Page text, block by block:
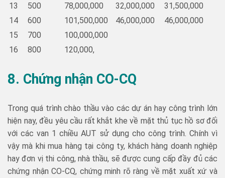
13
500 78,000,000 32,000,000
31,500,000
14
600 101,500,000 46,000,000
46,000,000
15
700
100,000,000
16
800 120,000,
8. Chứng nhận CO-CQ
Trong quá trình chào thầu vào các dự án hay công trình lớn
hiện nay, đều yêu cầu rất khắt khe về mặt thủ tục hồ sơ đối
với các van 1 chiều AUT sử dụng cho công trình. Chính vì
vậy mà khi mua hàng tại công ty, khách hàng doanh nghiệp
hay đơn vị thi công, nhà thầu, sẽ được cung cấp đầy đủ các
chứng nhận CO-CQ, chứng minh rõ ràng về mặt xuất xứ và